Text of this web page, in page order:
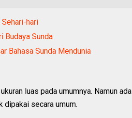
Sehari-hari
Budaya Sunda
Bahasa Sunda Mendunia
luas pada umumnya. Namun ada
dipakai secara umum.